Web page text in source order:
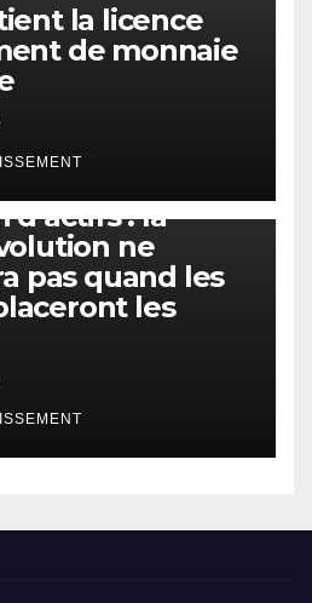
la licence
de monnaie
d’actifs : la
ne
pas quand les
les